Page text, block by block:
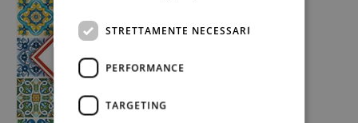
STRETTAMENTE NECESSARI
PERFORMANCE
TARGETING